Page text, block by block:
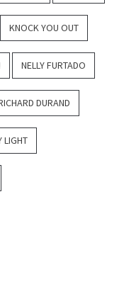
KNOCK YOU OUT
NELLY FURTADO
DURAND
LIGHT